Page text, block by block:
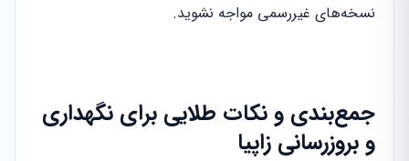
نسخه‌های غیررسمی مواجه نشوید.
جمع‌بندی و نکات طلایی برای نگهداری
و بروزرسانی زاپیا